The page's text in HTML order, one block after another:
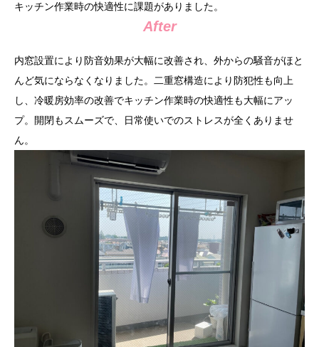
キッチン作業時の快適性に課題がありました。
After
内窓設置により防音効果が大幅に改善され、外からの騒音がほと
んど気にならなくなりました。二重窓構造により防犯性も向上
し、冷暖房効率の改善でキッチン作業時の快適性も大幅にアッ
プ。開閉もスムーズで、日常使いでのストレスが全くありませ
ん。